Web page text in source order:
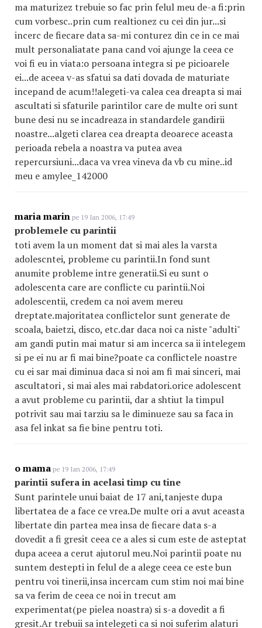
ma maturizez trebuie so fac prin felul meu de-a fi:prin
cum vorbesc..prin cum realtionez cu cei din jur...si
incerc de fiecare data sa-mi conturez din ce in ce mai
mult personaliatate pana cand voi ajunge la ceea ce
voi fi eu in viata:o persoana integra si pe picioarele
ei...de aceea v-as sfatui sa dati dovada de maturiate
incepand de acum!!alegeti-va calea cea dreapta si mai
ascultati si sfaturile parintilor care de multe ori sunt
bune desi nu se incadreaza in standardele gandirii
noastre...algeti clarea cea dreapta deoarece aceasta
perioada rebela a noastra va putea avea
repercursiuni...daca va vrea vineva da vb cu mine..id
meu e amylee_142000
maria marin pe 19 Ian 2006, 17:49
problemele cu parintii
toti avem la un moment dat si mai ales la varsta
adolescntei, probleme cu parintii.In fond sunt
anumite probleme intre generatii.Si eu sunt o
adolescenta care are conflicte cu parintii.Noi
adolescentii, credem ca noi avem mereu
dreptate.majoritatea conflictelor sunt generate de
scoala, baietzi, disco, etc.dar daca noi ca niste "adulti"
am gandi putin mai matur si am incerca sa ii intelegem
si pe ei nu ar fi mai bine?poate ca conflictele noastre
cu ei sar mai diminua daca si noi am fi mai sinceri, mai
ascultatori , si mai ales mai rabdatori.orice adolescent
a avut probleme cu parintii, dar a shtiut la timpul
potrivit sau mai tarziu sa le diminueze sau sa faca in
asa fel inkat sa fie bine pentru toti.
o mama pe 19 Ian 2006, 17:49
parintii sufera in acelasi timp cu tine
Sunt parintele unui baiat de 17 ani,tanjeste dupa
libertatea de a face ce vrea.De multe ori a avut aceasta
libertate din partea mea insa de fiecare data s-a
dovedit a fi gresit ceea ce a ales si cum este de asteptat
dupa aceea a cerut ajutorul meu.Noi parintii poate nu
suntem destepti in felul de a alege ceea ce este bun
pentru voi tinerii,insa incercam cum stim noi mai bine
sa va ferim de ceea ce noi in trecut am
experimentat(pe pielea noastra) si s-a dovedit a fi
gresit.Ar trebuii sa intelegeti ca si noi suferim alaturi